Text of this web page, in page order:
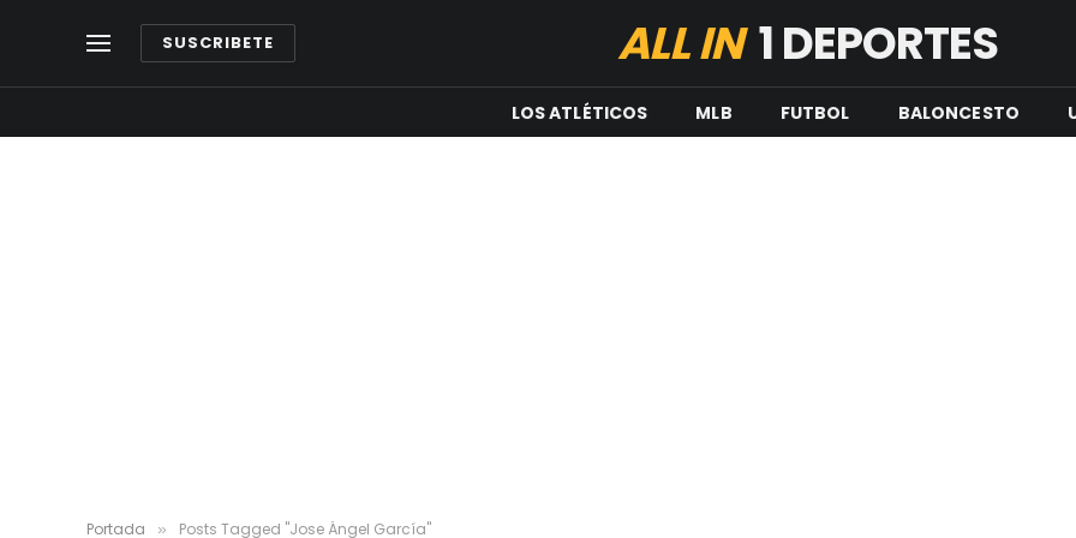
SUSCRIBETE ALL IN1 DEPORTES
LOS ATLÉTICOS MLB FUTBOL BALONCESTO
Portada » Posts Tagged "Jose Ángel García"